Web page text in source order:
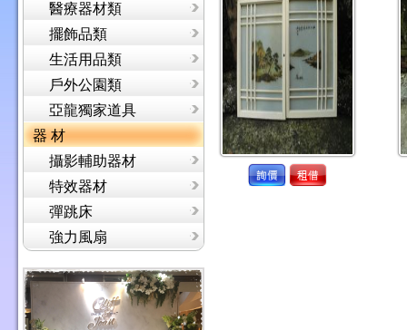
醫療器材類
擺飾品類
生活用品類
戶外公園類
亞龍獨家道具
器 材
攝影輔助器材
特效器材
彈跳床
強力風扇